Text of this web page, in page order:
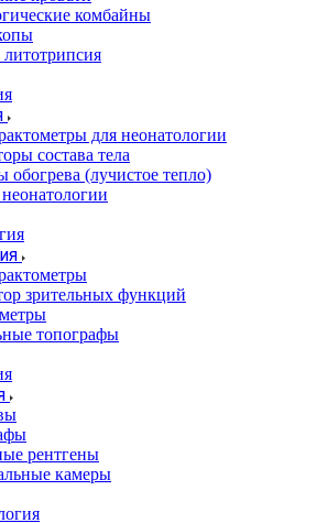
комбайны
литотрипсия
для неонатологии
состава тела
обогрева (лучистое тепло)
зрительных функций
топографы
рентгены
камеры